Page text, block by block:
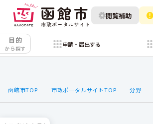
閲覧補助
目的
から探す
申請・届出する
函館市TOP 市政ポータルサイトTOP 分野